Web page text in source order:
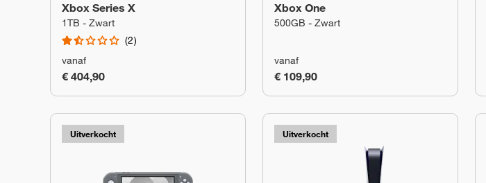
Xbox Series X
1TB - Zwart
2
vanaf
€ 404,90
Xbox One
500GB - Zwart
vanaf
€ 109,90
Uitverkocht Uitverkocht